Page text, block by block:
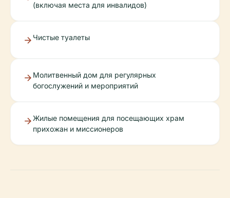
(включая места для инвалидов)
Чистые туалеты
Молитвенный дом для регулярных
богослужений и мероприятий
Жилые помещения для посещающих храм
прихожан и миссионеров